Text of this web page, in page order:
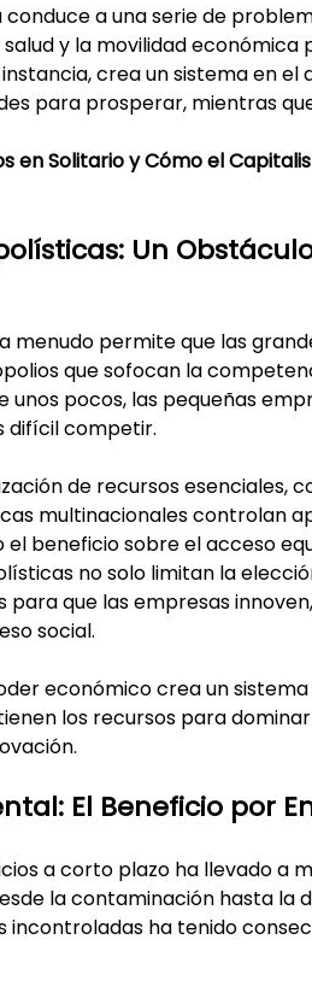
a una serie de
y la movilidad económica
crea un sistema en el
para prosperar, mientras
en Solitario y Cómo el
Un
menudo permite que las
que sofocan la
pocos, las pequeñas
difícil competir.
de recursos esenciales,
multinacionales controlan
el beneficio sobre el acceso
no solo limitan la
para que las empresas
social.
económico crea un
los recursos para
El Beneficio por
a corto plazo ha llevado a
la contaminación hasta la
incontroladas ha tenido